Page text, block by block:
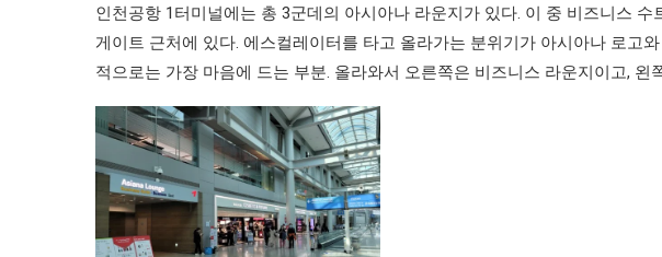
인천공항 1터미널에는 총 3군데의 아시아나 라운지가 있다. 이 중 비즈니스
게이트 근처에 있다. 에스컬레이터를 타고 올라가는 분위기가 아시아나 로고
적으로는 가장 마음에 드는 부분. 올라와서 오른쪽은 비즈니스 라운지이고, 왼